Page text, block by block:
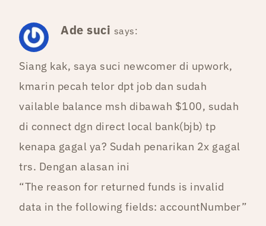
Ade suci says:
Siang kak, saya suci newcomer di upwork,
kmarin pecah telor dpt job dan sudah
vailable balance msh dibawah $100, sudah
di connect dgn direct local bank(bjb) tp
kenapa gagal ya? Sudah penarikan 2x gagal
trs. Dengan alasan ini
“The reason for returned funds is invalid
data in the following fields: accountNumber”